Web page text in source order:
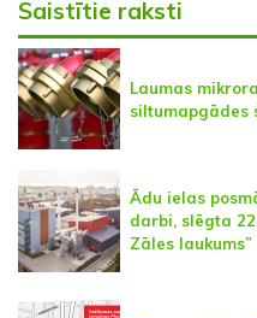
Saistītie raksti
Laumas
siltumapgādes
Ādu ielas
darbi, slēgta
Zāles laukums”